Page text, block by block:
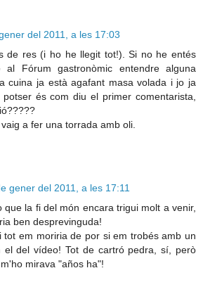
del 2011, a les 17:03
de res (i ho he llegit tot!). Si no he entés
al Fórum gastronòmic entendre alguna
cuina ja està agafant masa volada i jo ja
és com diu el primer comentarista,
a fer una torrada amb oli.
gener del 2011, a les 17:11
que la fi del món encara trigui molt a venir,
ben desprevinguda!
tot em moriria de por si em trobés amb un
el del vídeo! Tot de cartró pedra, sí, però
mirava "años ha"!